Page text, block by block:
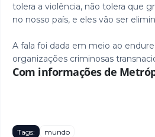
tolera a violência, não tolera que
no nosso país, e eles vão ser
A fala foi dada em meio ao
organizações criminosas
Com informações de
Tags: mundo